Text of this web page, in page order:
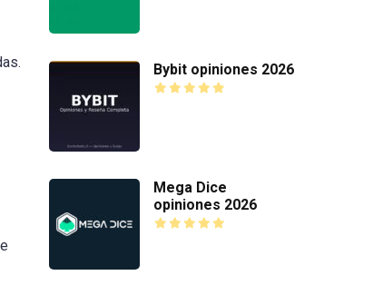
Bybit opiniones 2026
Mega Dice
opiniones 2026